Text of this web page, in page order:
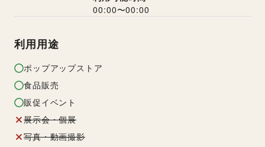
00:00〜00:00
利用用途
ポップアップストア
食品販売
販促イベント
展示会・個展
写真・動画撮影